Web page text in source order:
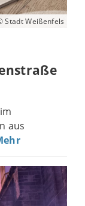
Stadt Weißenfels
aus